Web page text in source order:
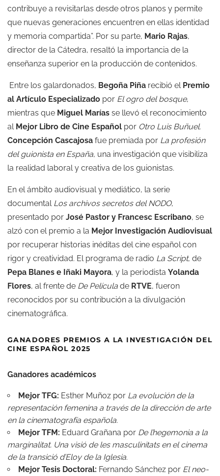
contribuye a revisitarlas desde otros planos y permite
que nuevas generaciones encuentren en ellas identidad
y memoria compartida”. Por su parte, Mario Rajas,
director de la Cátedra, resaltó la importancia de la
enseñanza superior en la producción de contenidos.
Entre los galardonados, Begoña Piña recibió el Premio
al Artículo Especializado por El ogro del bosque,
mientras que Miguel Marías se llevó el reconocimiento
al Mejor Libro de Cine Español por Otro Luis Buñuel.
Concepción Cascajosa fue premiada por La profesión
del guionista en España, una investigación que visibiliza
la realidad laboral y creativa de los guionistas.
En el ámbito audiovisual y mediático, la serie
documental Los archivos secretos del NODO,
presentado por José Pastor y Francesc Escribano, se
alzó con el premio a la Mejor Investigación Audiovisual
por recuperar historias inéditas del cine español con
rigor y creatividad. El programa de radio La Script, de
Pepa Blanes e Iñaki Mayora, y la periodista Yolanda
Flores, al frente de De Película de RTVE, fueron
reconocidos por su contribución a la divulgación
cinematográfica.
GANADORES PREMIOS A LA INVESTIGACIÓN DEL
CINE ESPAÑOL 2025
Ganadores académicos
Mejor TFG: Esther Muñoz por La evolución de la
representación femenina a través de la dirección de arte
en la cinematografía española.
Mejor TFM: Eduard Grañana por De l’hegemonia a la
marginalitat. Una visió de les masculinitats en el cinema
de la transició d’Eloy de la Iglesia.
Mejor Tesis Doctoral: Fernando Sánchez por El neo-